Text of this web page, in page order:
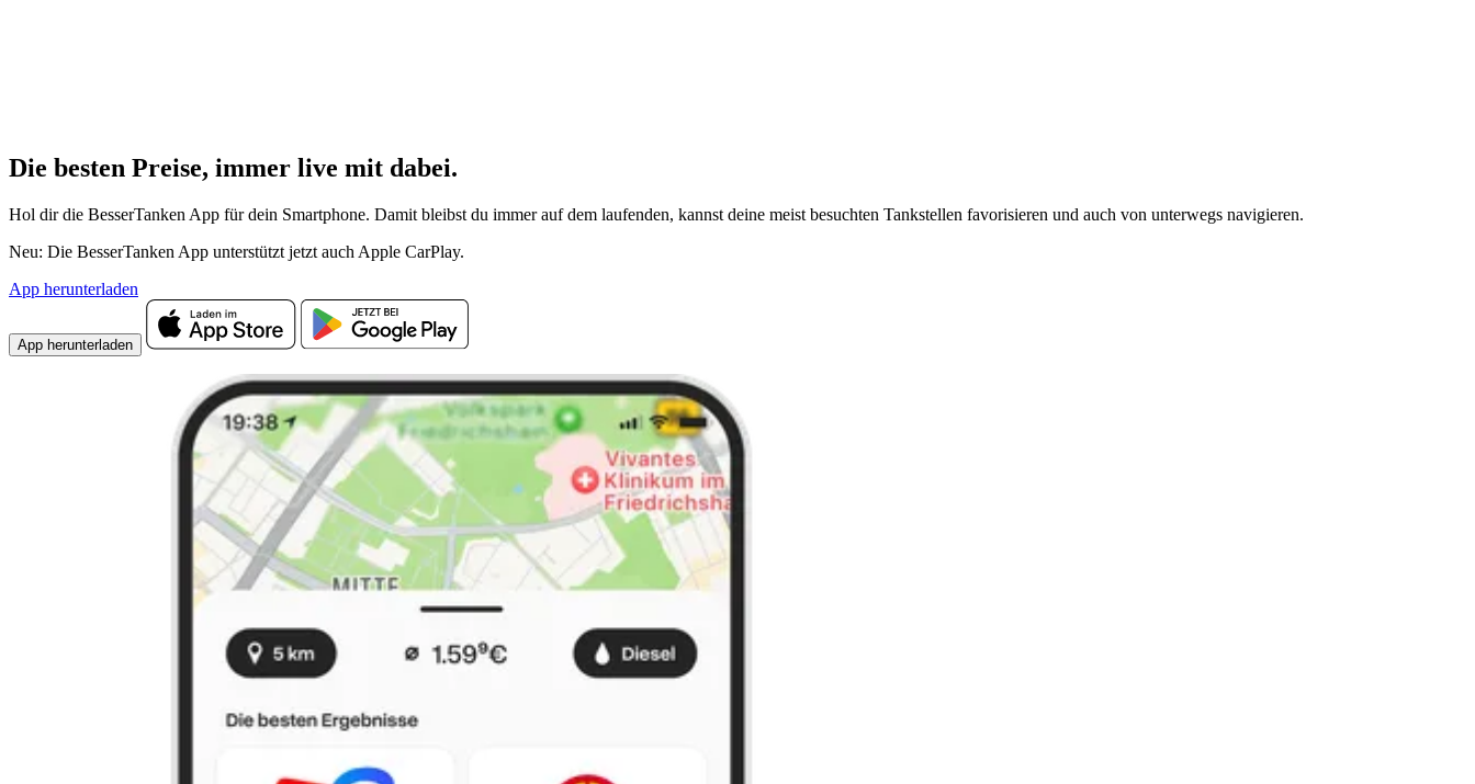
Die besten Preise, immer live mit dabei.
Hol dir die BesserTanken App für dein Smartphone. Damit bleibst du immer auf dem laufenden, kannst deine meist besuchten Tankstellen favorisieren und auch von unterwegs navigieren.
Neu: Die BesserTanken App unterstützt jetzt auch Apple CarPlay.
App herunterladen
App herunterladen